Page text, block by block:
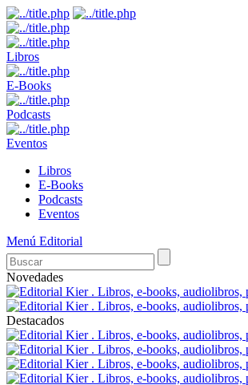
Libros
E-Books
Podcasts
Eventos
Libros
E-Books
Podcasts
Eventos
Menú Editorial
Novedades
Destacados